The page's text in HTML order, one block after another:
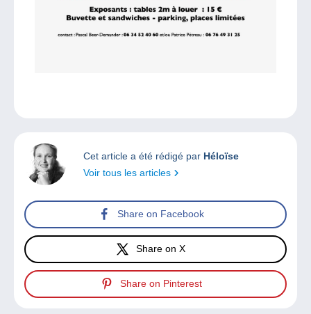
Cet article a été rédigé par Héloïse
Voir tous les articles
Share on Facebook
Share on X
Share on Pinterest